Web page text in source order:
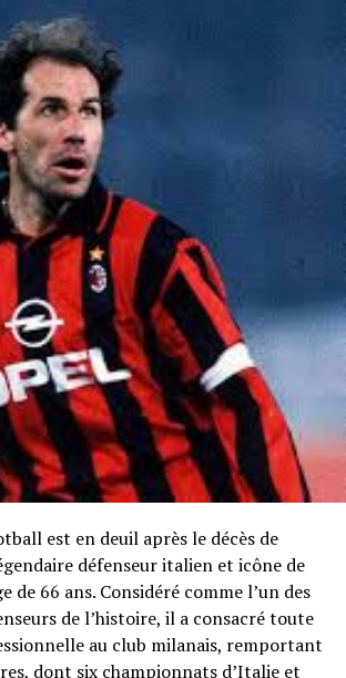
est en deuil après le décès de
défenseur italien et icône de
de 66 ans. Considéré comme l’un des
de l’histoire, il a consacré toute
au club milanais, remportant
dont six championnats d’Italie et